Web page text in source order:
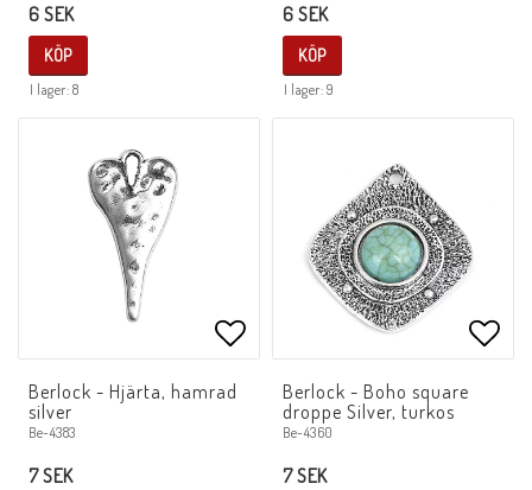
6 SEK
I lager: 8
KÖP
6 SEK
I lager: 9
KÖP
Lägg till i favoritlistan
Berlock - Hjärta, hamrad
silver
Be-4383
7 SEK
Berlock - Boho square
droppe Silver, turkos
Be-4360
7 SEK